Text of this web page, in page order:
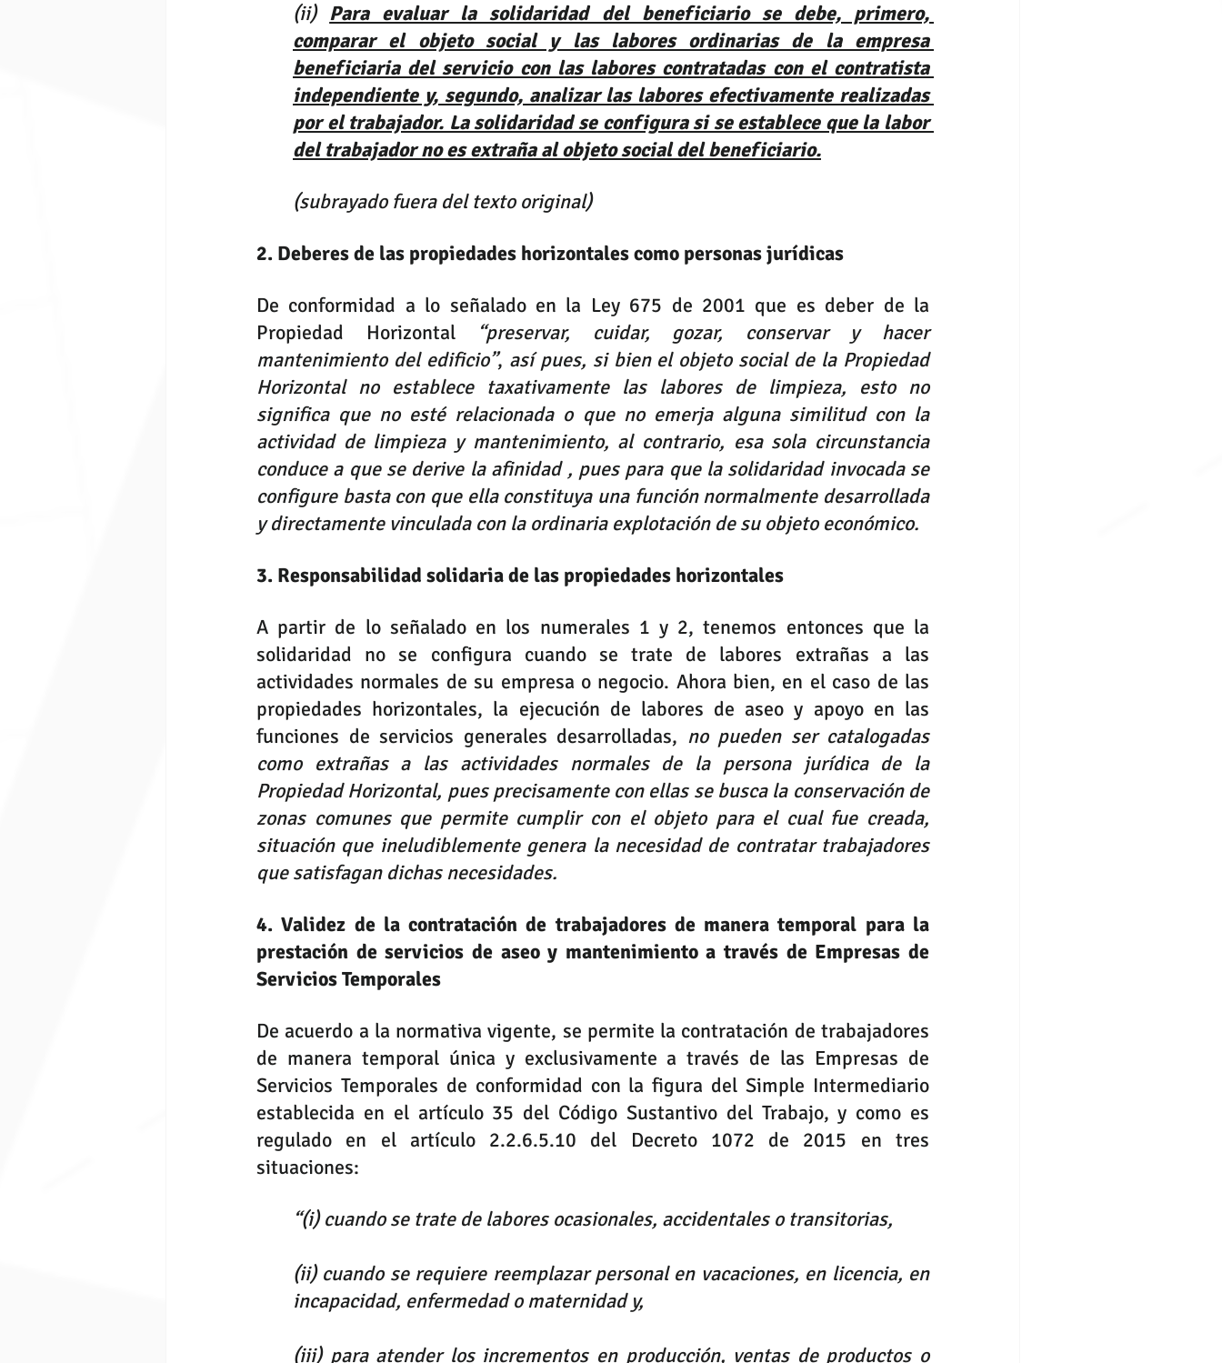
(ii) Para evaluar la solidaridad del beneficiario se debe, primero,
comparar el objeto social y las labores ordinarias de la empresa
beneficiaria del servicio con las labores contratadas con el contratista
independiente y, segundo, analizar las labores efectivamente realizadas
por el trabajador. La solidaridad se configura si se establece que la labor
del trabajador no es extraña al objeto social del beneficiario.
(subrayado fuera del texto original)
2. Deberes de las propiedades horizontales como personas jurídicas
De conformidad a lo señalado en la Ley 675 de 2001 que es deber de la
Propiedad Horizontal
“preservar, cuidar, gozar, conservar y hacer
mantenimiento del edificio”, así pues, si bien el objeto social de la Propiedad
Horizontal no establece taxativamente las labores de limpieza, esto no
significa que no esté relacionada o que no emerja alguna similitud con la
actividad de limpieza y mantenimiento, al contrario, esa sola circunstancia
conduce a que se derive la afinidad , pues para que la solidaridad invocada se
configure basta con que ella constituya una función normalmente desarrollada
y directamente vinculada con la ordinaria explotación de su objeto económico.
3. Responsabilidad solidaria de las propiedades horizontales
A partir de lo señalado en los numerales 1 y 2, tenemos entonces que la
solidaridad no se configura cuando se trate de labores extrañas a las
actividades normales de su empresa o negocio. Ahora bien, en el caso de las
propiedades horizontales, la ejecución de labores de aseo y apoyo en las
funciones de servicios generales desarrolladas, no pueden ser catalogadas
como extrañas a las actividades normales de la persona jurídica de la
Propiedad Horizontal, pues precisamente con ellas se busca la conservación de
zonas comunes que permite cumplir con el objeto para el cual fue creada,
situación que ineludiblemente genera la necesidad de contratar trabajadores
que satisfagan dichas necesidades.
4. Validez de la contratación de trabajadores de manera temporal para la
prestación de servicios de aseo y mantenimiento a través de Empresas de
Servicios Temporales
De acuerdo a la normativa vigente, se permite la contratación de trabajadores
de manera temporal única y exclusivamente a través de las Empresas de
Servicios Temporales de conformidad con la figura del Simple Intermediario
establecida en el artículo 35 del Código Sustantivo del Trabajo, y como es
regulado en el artículo 2.2.6.5.10 del Decreto 1072 de 2015 en tres
situaciones:
“(i) cuando se trate de labores ocasionales, accidentales o transitorias,
(ii) cuando se requiere reemplazar personal en vacaciones, en licencia, en
incapacidad, enfermedad o maternidad y,
(iii) para atender los incrementos en producción, ventas de productos o